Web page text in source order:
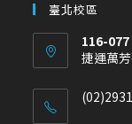
臺北校區
116-077
捷運萬